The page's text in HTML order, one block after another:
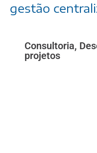
gestão
Consultoria,
projetos